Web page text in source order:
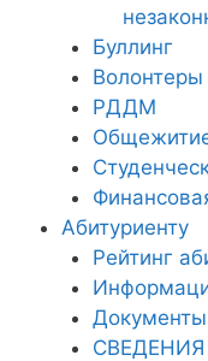
Буллинг
Волонтеры
РДДМ
Абитуриенту
Рейтинг
СВЕДЕНИЯ